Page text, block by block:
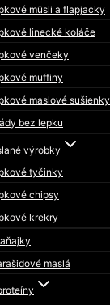
müsli a flapjacky
linecké koláče
venčeky
muffiny
maslové sušienky
bez lepku
výrobky
tyčinky
chipsy
krekry
maslá